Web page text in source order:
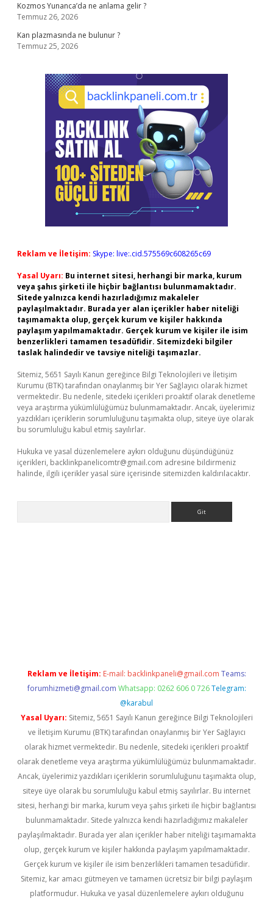
Kozmos Yunanca’da ne anlama gelir ?
Temmuz 26, 2026
Kan plazmasında ne bulunur ?
Temmuz 25, 2026
Reklam ve İletişim: Skype: live:.cid.575569c608265c69
Yasal Uyarı: Bu internet sitesi, herhangi bir marka, kurum
veya şahıs şirketi ile hiçbir bağlantısı bulunmamaktadır.
Sitede yalnızca kendi hazırladığımız makaleler
paylaşılmaktadır. Burada yer alan içerikler haber niteliği
taşımamakta olup, gerçek kurum ve kişiler hakkında
paylaşım yapılmamaktadır. Gerçek kurum ve kişiler ile isim
benzerlikleri tamamen tesadüfidir. Sitemizdeki bilgiler
taslak halindedir ve tavsiye niteliği taşımazlar.
Sitemiz, 5651 Sayılı Kanun gereğince Bilgi Teknolojileri ve İletişim
Kurumu (BTK) tarafından onaylanmış bir Yer Sağlayıcı olarak hizmet
vermektedir. Bu nedenle, sitedeki içerikleri proaktif olarak denetleme
veya araştırma yükümlülüğümüz bulunmamaktadır. Ancak, üyelerimiz
yazdıkları içeriklerin sorumluluğunu taşımakta olup, siteye üye olarak
bu sorumluluğu kabul etmiş sayılırlar.
Hukuka ve yasal düzenlemelere aykırı olduğunu düşündüğünüz
içerikleri, backlinkpanelicomtr@gmail.com adresine bildirmeniz
halinde, ilgili içerikler yasal süre içerisinde sitemizden kaldırılacaktır.
Reklam ve İletişim: E-mail: backlinkpaneli@gmail.com Teams:
forumhizmeti@gmail.com Whatsapp: 0262 606 0 726 Telegram:
@karabul
Yasal Uyarı: Sitemiz, 5651 Sayılı Kanun gereğince Bilgi Teknolojileri
ve İletişim Kurumu (BTK) tarafından onaylanmış bir Yer Sağlayıcı
olarak hizmet vermektedir. Bu nedenle, sitedeki içerikleri proaktif
olarak denetleme veya araştırma yükümlülüğümüz bulunmamaktadır.
Ancak, üyelerimiz yazdıkları içeriklerin sorumluluğunu taşımakta olup,
siteye üye olarak bu sorumluluğu kabul etmiş sayılırlar. Bu internet
sitesi, herhangi bir marka, kurum veya şahıs şirketi ile hiçbir bağlantısı
bulunmamaktadır. Sitede yalnızca kendi hazırladığımız makaleler
paylaşılmaktadır. Burada yer alan içerikler haber niteliği taşımamakta
olup, gerçek kurum ve kişiler hakkında paylaşım yapılmamaktadır.
Gerçek kurum ve kişiler ile isim benzerlikleri tamamen tesadüfidir.
Sitemiz, kar amacı gütmeyen ve tamamen ücretsiz bir bilgi paylaşım
platformudur. Hukuka ve yasal düzenlemelere aykırı olduğunu